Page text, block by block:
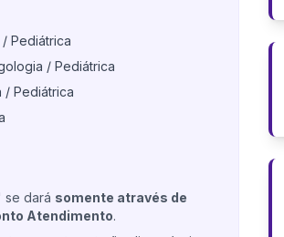
Pediátrica
/ Pediátrica
/ Pediátrica
se dará somente através de
Atendimento.